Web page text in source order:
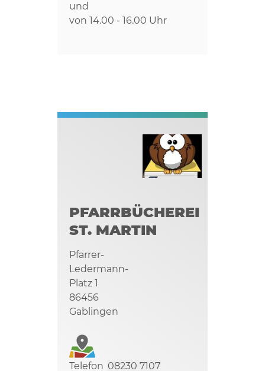
und
von 14.00 - 16.00 Uhr
PFARRBÜCHEREI
ST. MARTIN
Pfarrer-
Ledermann-
Platz 1
86456
Gablingen
Telefon 08230 7107